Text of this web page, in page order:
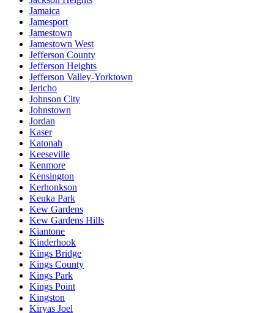
Jamaica
Jamesport
Jamestown
Jamestown West
Jefferson County
Jefferson Heights
Jefferson Valley-Yorktown
Jericho
Johnson City
Johnstown
Jordan
Kaser
Katonah
Keeseville
Kenmore
Kensington
Kerhonkson
Keuka Park
Kew Gardens
Kew Gardens Hills
Kiantone
Kinderhook
Kings Bridge
Kings County
Kings Park
Kings Point
Kingston
Kiryas Joel